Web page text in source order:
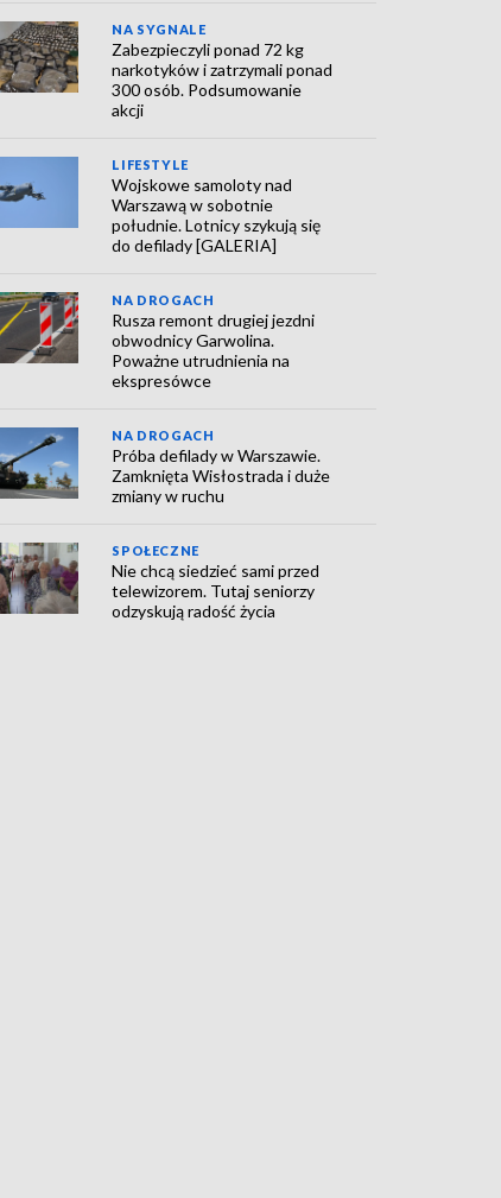
NA SYGNALE
Zabezpieczyli ponad 72 kg
narkotyków i zatrzymali ponad
300 osób. Podsumowanie
akcji
LIFESTYLE
Wojskowe samoloty nad
Warszawą w sobotnie
południe. Lotnicy szykują się
do defilady [GALERIA]
NA DROGACH
Rusza remont drugiej jezdni
obwodnicy Garwolina.
Poważne utrudnienia na
ekspresówce
NA DROGACH
Próba defilady w Warszawie.
Zamknięta Wisłostrada i duże
zmiany w ruchu
SPOŁECZNE
Nie chcą siedzieć sami przed
telewizorem. Tutaj seniorzy
odzyskują radość życia